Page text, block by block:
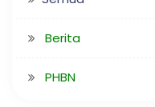
Berita
PHBN